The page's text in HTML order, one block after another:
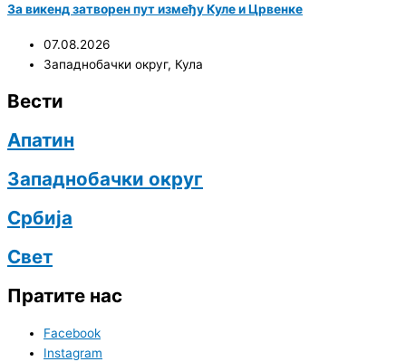
За викенд затворен пут између Куле и Црвенке
07.08.2026
Западнобачки округ, Кула
Вести
Апатин
Западнобачки округ
Србија
Свет
Пратите нас
Facebook
Instagram